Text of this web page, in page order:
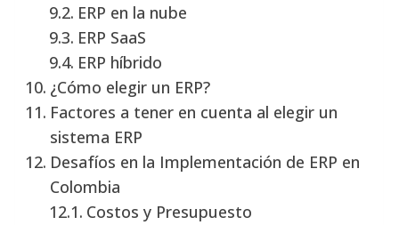
ERP en la nube
ERP SaaS
ERP híbrido
¿Cómo elegir un ERP?
Factores a tener en cuenta al elegir un
sistema ERP
Desafíos en la Implementación de ERP en
Colombia
Costos y Presupuesto